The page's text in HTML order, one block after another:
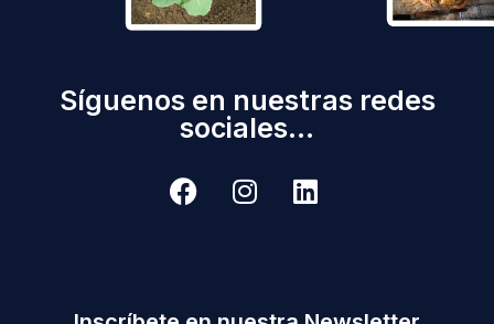
Síguenos en nuestras redes
sociales...